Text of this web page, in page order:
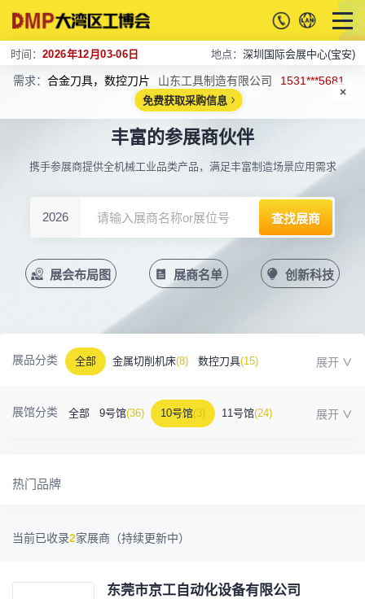
时间： 2026年12月03-06日 地点： 深圳国际会展中心(宝安)
需求： 合金刀具，数控刀片 山东工具制造有限公司 1531***5681
免费获取采购信息
丰富的参展商伙伴
携手参展商提供全机械工业品类产品，满足丰富制造场景应用需求
2026
展会布局图 展商名单 创新科技
展品分类 全部 金属切削机床(8) 数控刀具(15)
自动化(41)
展馆分类 全部 9号馆(36) 10号馆(3) 11号馆(24)
热门品牌
当前已收录2家展商（持续更新中）
东莞市京工自动化设备有限公司